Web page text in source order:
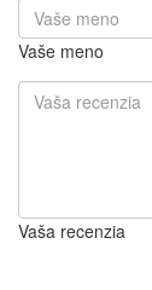
Vaše meno
Vaša recenzia